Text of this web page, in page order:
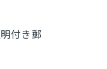
付き郵